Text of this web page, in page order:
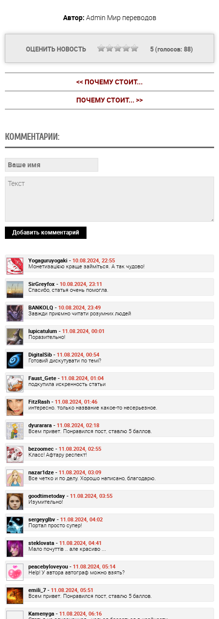
Автор: Admin Мир переводов
ОЦЕНИТЬ НОВОСТЬ 5(голосов: 88)
<< ПОЧЕМУ СТОИТ...
ПОЧЕМУ СТОИТ... >>
КОММЕНТАРИИ:
Добавить комментарий
Yogaguruyogaki - 10.08.2024, 22:55
Монетизацією краще займіться. А так чудово!
SirGreyfox - 10.08.2024, 23:11
Спасибо, статья очень помогла.
BANKOLQ - 10.08.2024, 23:49
Завжди приємно читати розумних людей
lupicatulum - 11.08.2024, 00:01
Поразительно!
DigitalSib - 11.08.2024, 00:54
Готовий дискутувати по темі?
Faust_Gete - 11.08.2024, 01:04
подкупила искренность статьи
FitzRash - 11.08.2024, 01:46
интересно. только название какое-то несерьезное.
dyurarara - 11.08.2024, 02:18
Всем привет. Понравился пост, ставлю 5 баллов.
bezoomec - 11.08.2024, 02:55
Класс! Афтару респект!
nazar1dze - 11.08.2024, 03:09
Все четко и по делу. Хорошо написано, благодарю.
goodtimetoday - 11.08.2024, 03:55
Изумительно!
sergeyglbv - 11.08.2024, 04:02
Портал просто супер!
steklovata - 11.08.2024, 04:41
Мало почуттів .. але красиво ...
peacebyloveyou - 11.08.2024, 05:14
Help! У автора автограф можно взять?
emili_7 - 11.08.2024, 05:51
Всем привет. Понравился пост, ставлю 5 баллов.
Kamenyga - 11.08.2024, 06:16